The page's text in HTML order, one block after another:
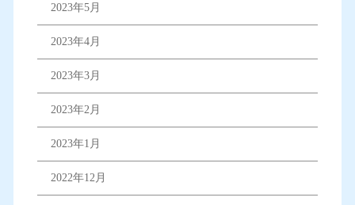
2023年5月
2023年4月
2023年3月
2023年2月
2023年1月
2022年12月